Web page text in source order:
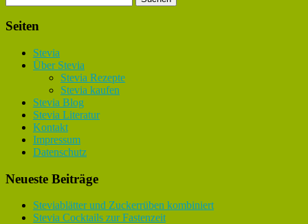
Seiten
Stevia
Über Stevia
Stevia Rezepte
Stevia kaufen
Stevia Blog
Stevia Literatur
Kontakt
Impressum
Datenschutz
Neueste Beiträge
Steviablätter und Zuckerrüben kombiniert
Stevia Cocktails zur Fastenzeit